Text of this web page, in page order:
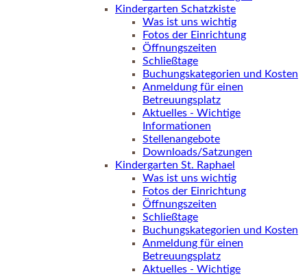
Kindergarten Schatzkiste
Was ist uns wichtig
Fotos der Einrichtung
Öffnungszeiten
Schließtage
Buchungskategorien und Kosten
Anmeldung für einen
Betreuungsplatz
Aktuelles - Wichtige
Informationen
Stellenangebote
Downloads/Satzungen
Kindergarten St. Raphael
Was ist uns wichtig
Fotos der Einrichtung
Öffnungszeiten
Schließtage
Buchungskategorien und Kosten
Anmeldung für einen
Betreuungsplatz
Aktuelles - Wichtige